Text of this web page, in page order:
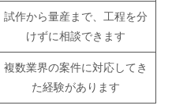
試作から量産まで、工程を分
けずに相談できます
複数業界の案件に対応してき
た経験があります